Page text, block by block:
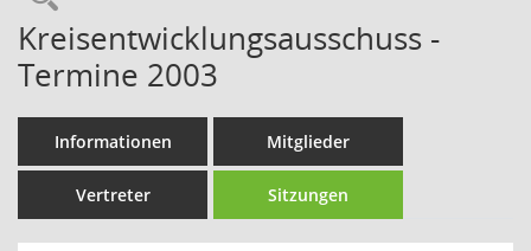
Kreisentwicklungsausschuss -
Termine 2003
Informationen Mitglieder
Vertreter Sitzungen